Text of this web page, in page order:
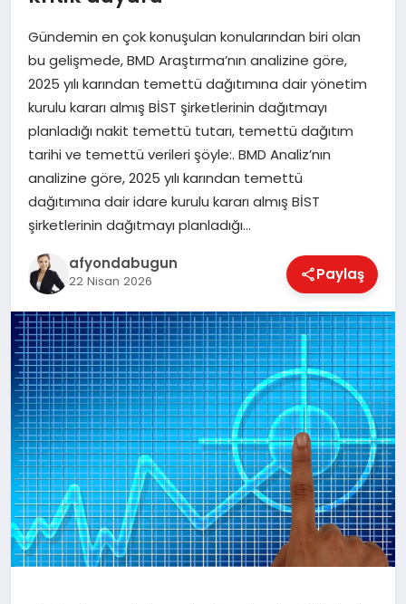
EKONOMI
MAGAZIN
SAĞLIK
SIYASET
SPOR
YAŞAM
Gündemin en çok konuşulan konularından biri olan
bu gelişmede, BMD Araştırma’nın analizine göre,
2025 yılı karından temettü dağıtımına dair yönetim
kurulu kararı almış BİST şirketlerinin dağıtmayı
planladığı nakit temettü tutarı, temettü dağıtım
tarihi ve temettü verileri şöyle:. BMD Analiz’nın
analizine göre, 2025 yılı karından temettü
dağıtımına dair idare kurulu kararı almış BİST
şirketlerinin dağıtmayı planladığı…
afyondabugun
22 Nisan 2026 Paylaş